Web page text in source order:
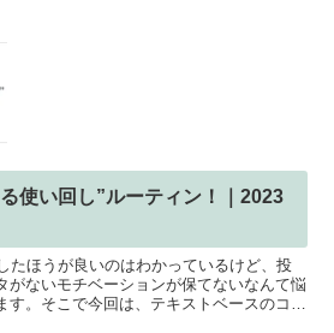
使い回し”ルーティン！｜2023
たほうが良いのはわかっているけど、投
がないモチベーションが保てないなんて悩
す。そこで今回は、テキストベースのコン